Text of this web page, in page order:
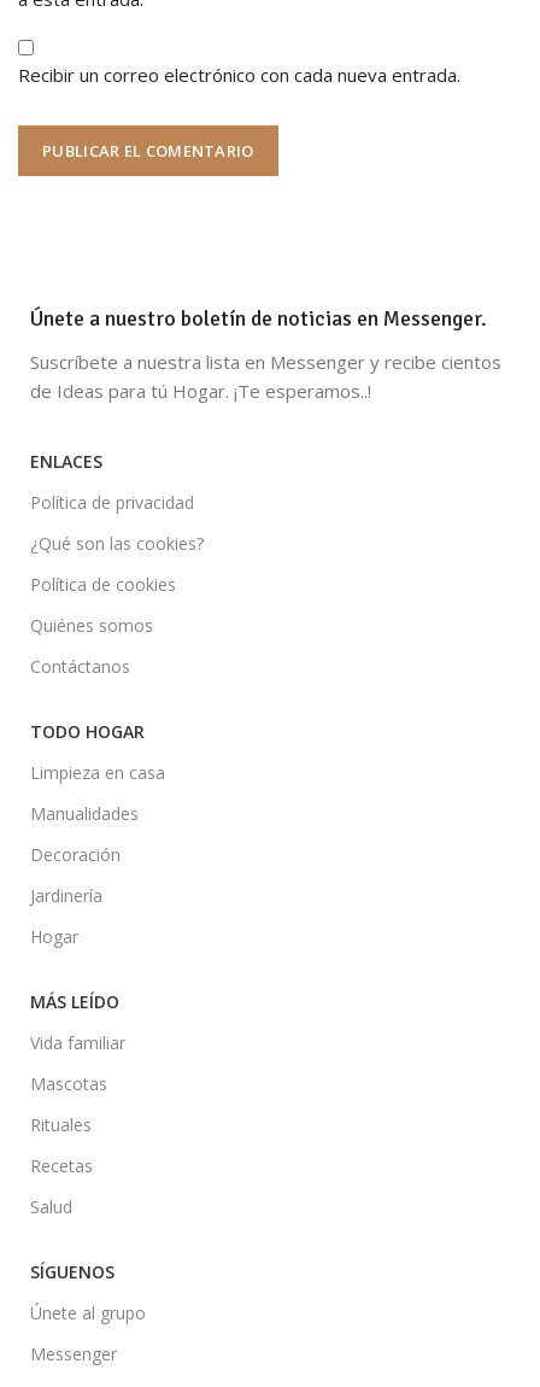
Recibir un correo electrónico con cada nueva entrada.
Únete a nuestro boletín de noticias en Messenger.
Suscríbete a nuestra lista en Messenger y recibe cientos
de Ideas para tú Hogar. ¡Te esperamos..!
ENLACES
Política de privacidad
¿Qué son las cookies?
Política de cookies
Quiénes somos
Contáctanos
TODO HOGAR
Limpieza en casa
Manualidades
Decoración
Jardinería
Hogar
MÁS LEÍDO
Vida familiar
Mascotas
Rituales
Recetas
Salud
SÍGUENOS
Únete al grupo
Messenger